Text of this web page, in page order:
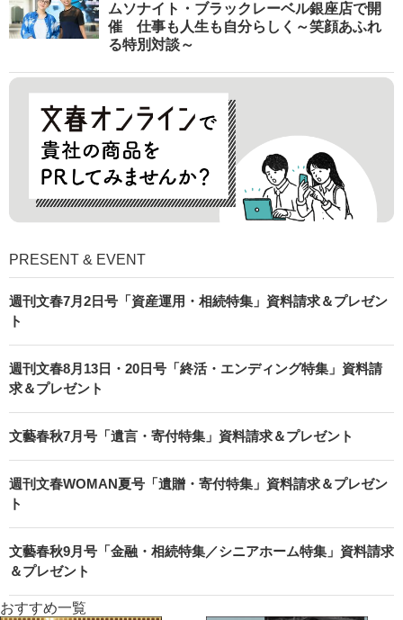
ムソナイト・ブラックレーベル銀座店で開
催 仕事も人生も自分らしく～笑顔あふれ
る特別対談～
PRESENT & EVENT
週刊文春7月2日号「資産運用・相続特集」資料請求＆プレゼン
ト
週刊文春8月13日・20日号「終活・エンディング特集」資料請
求＆プレゼント
文藝春秋7月号「遺言・寄付特集」資料請求＆プレゼント
週刊文春WOMAN夏号「遺贈・寄付特集」資料請求＆プレゼン
ト
文藝春秋9月号「金融・相続特集／シニアホーム特集」資料請求
＆プレゼント
おすすめ一覧